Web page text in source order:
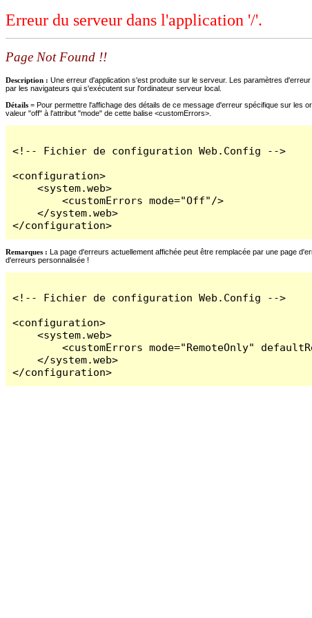
Erreur du serveur dans l'application '/'.
Page Not Found !!
Description : Une erreur d'application s'est produite sur le serveur. Les paramètres
par les navigateurs qui s'exécutent sur l'ordinateur serveur local.
Détails = Pour permettre l'affichage des détails de ce message d'erreur spécifique sur les
valeur "off" à l'attribut "mode" de cette balise <customErrors>.
<!-- Fichier de configuration Web.Config -->
<configuration>
    <system.web>
        <customErrors mode="Off"/>
    </system.web>
</configuration>
Remarques : La page d'erreurs actuellement affichée peut être remplacée par une page
d'erreurs personnalisée !
<!-- Fichier de configuration Web.Config -->
<configuration>
    <system.web>
<customErrors mode="RemoteOnly"
    </system.web>
</configuration>